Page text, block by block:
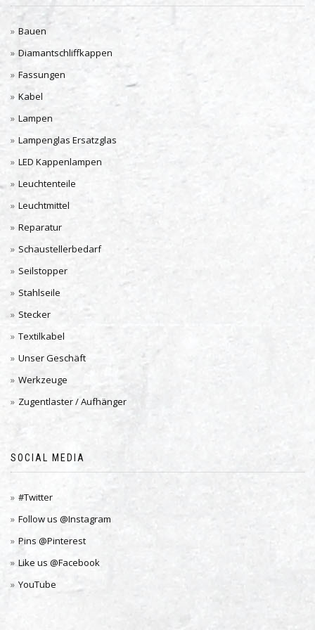
Bauen
Diamantschliffkappen
Fassungen
Kabel
Lampen
Lampenglas Ersatzglas
LED Kappenlampen
Leuchtenteile
Leuchtmittel
Reparatur
Schaustellerbedarf
Seilstopper
Stahlseile
Stecker
Textilkabel
Unser Geschäft
Werkzeuge
Zugentlaster / Aufhänger
SOCIAL MEDIA
#Twitter
Follow us @Instagram
Pins @Pinterest
Like us @Facebook
YouTube